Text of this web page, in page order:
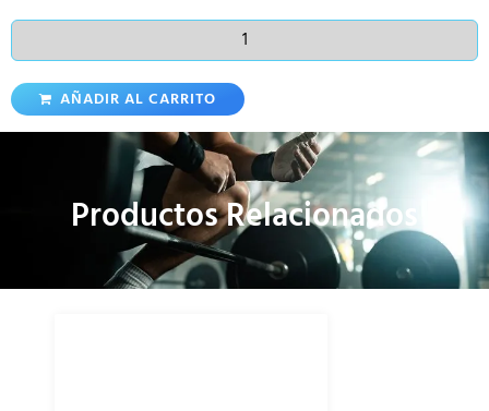
AÑADIR AL CARRITO
Productos Relacionados